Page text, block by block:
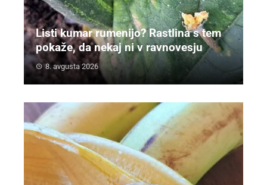
Listi kumar rumenijo? Rastlina s tem
pokaže, da nekaj ni v ravnovesju
8. avgusta 2026